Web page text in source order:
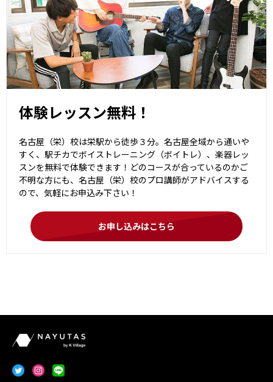
体験レッスン無料！
名古屋（栄）校は栄駅から徒歩３分。名古屋全域から通いや
すく、駅チカでボイストレーニング（ボイトレ）、楽器レッ
スンを無料で体験できます！どのコースが合っているのかご
不明な方にも、名古屋（栄）校のプロ講師がアドバイスする
ので、気軽にお申込み下さい！
お申し込みはこちら